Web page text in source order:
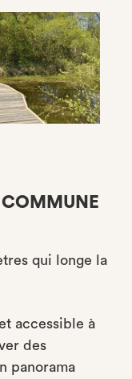
COMMUNE
qui longe la
accessible à
des
panorama